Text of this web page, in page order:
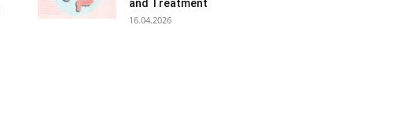
and Treatment
16.04.2026